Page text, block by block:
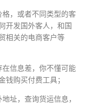
，或者不同类型的客
开发国外客人，和国
相关的电商客户等
信息差，你不懂可能
钱购买付费工具；
址，查询货运信息，